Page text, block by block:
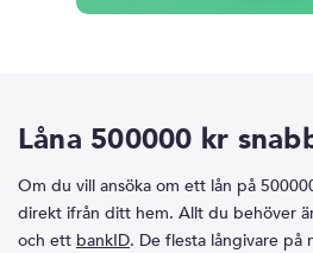
Låna 500000 kr
Om du vill ansöka om ett lån på
direkt ifrån ditt hem. Allt du behöver
och ett bankID. De flesta långivare på